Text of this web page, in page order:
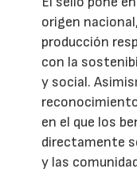
origen
producción
con la
y social.
en el que los
directamente
y las